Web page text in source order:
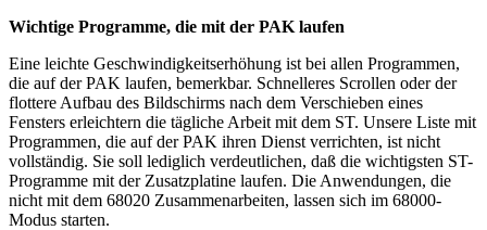
Wichtige Programme, die mit der PAK laufen
Eine leichte Geschwindigkeitserhöhung ist bei allen Programmen,
die auf der PAK laufen, bemerkbar. Schnelleres Scrollen oder der
flottere Aufbau des Bildschirms nach dem Verschieben eines
Fensters erleichtern die tägliche Arbeit mit dem ST. Unsere Liste mit
Programmen, die auf der PAK ihren Dienst verrichten, ist nicht
vollständig. Sie soll lediglich verdeutlichen, daß die wichtigsten ST-
Programme mit der Zusatzplatine laufen. Die Anwendungen, die
nicht mit dem 68020 Zusammenarbeiten, lassen sich im 68000-
Modus starten.